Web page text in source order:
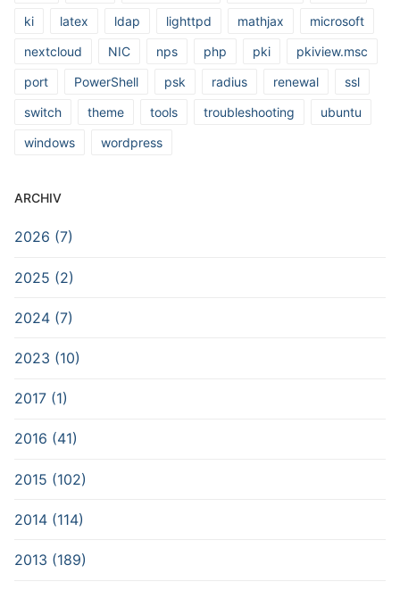
ki
latex ldap lighttpd mathjax
microsoft
nextcloud
NIC nps php pki
pkiview.msc
port
PowerShell psk radius renewal
ssl
switch
theme tools troubleshooting
ubuntu
windows
wordpress
ARCHIV
2026 (7)
2025 (2)
2024 (7)
2023 (10)
2017 (1)
2016 (41)
2015 (102)
2014 (114)
2013 (189)